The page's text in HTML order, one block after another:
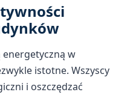
w
istotne. Wszyscy
i oszczędzać